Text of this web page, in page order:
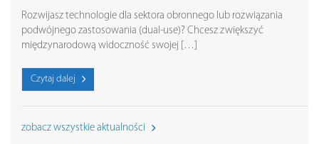
Rozwijasz technologie dla sektora obronnego lub rozwiązania
podwójnego zastosowania (dual-use)? Chcesz zwiększyć
międzynarodową widoczność swojej […]
Czytaj dalej
zobacz wszystkie aktualności